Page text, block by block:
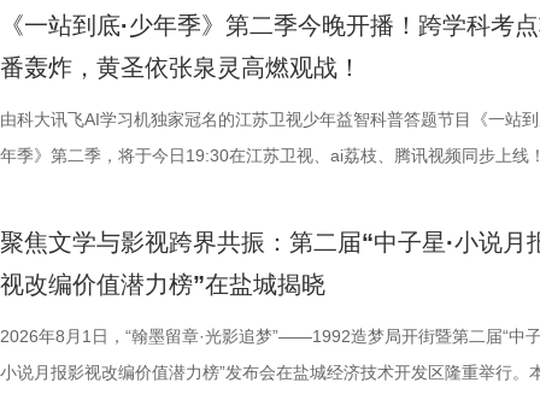
正剧框架 讲述一位“状元”的时代担当 甲午惊雷山河碎，状元弃
后就要挨打的现实，他毅然放弃功名仕途，回到家乡创办大生纱厂，以
业、兴教育、兴城市推动南通成为“中国近代第一城”，也推动了中国民族
的发展进程。 爱国、救国、报国，是张謇一生的追求。《江海
剧张强表示：“当国家和民族面临危亡，张謇决定走出一条不一样的路，
中国早期企业家兴办实业、产业救国从无到有的艰难过程，将张謇浓烈
情怀、富民理想和社会责任，凝练为“讲正气、走正道、能创新、敢担当”
神，力求为新时代企业家精神培育、中国式现代化建设等提供多重
《非诚勿扰》节目组联合苏州工业园区共同打造。活动全程将在《非诚
珏、孙嬿婉将携手《非诚勿扰》人气女嘉宾张程鑫、翟亚丽、肖宁宁、
组成“打卡团”阵容，带领多组情侣沿金鸡湖与独墅湖双湖动线，开启一场
觅缘之旅。 图片8.png 苏州是一座“双面绣”城市，一面是古典园林的吴
依托金鸡湖与独墅湖双湖水域联动，将幸福缘分与年轻婚恋相结合，绘
02、独墅湖月亮湾码头、飞翔雕塑、“苏州之眼”摩天轮、苏州当代美术
融天幕、月光码头九大地标，让参与者在移动中感受城市魅力，在互动
浪漫故事。 图片9.png 打卡之旅从中法爱墙结婚登记点启程，这里能同
《一站到底·少年季》第二季今晚开播！跨学科考
番轰炸，黄圣依张泉灵高燃观战！
由科大讯飞AI学习机独家冠名的江苏卫视少年益智科普答题节目《一站到
年季》第二季，将于今日19:30在江苏卫视、ai荔枝、腾讯视频同步上线
量。首期赛场就将迎来二选一残酷对决，十位选手分为两支战队同台竞
而出？答案今晚揭晓！ PBL项目挑战开启！少年们直面多重考
较于第一季，本季赛制紧扣新课标要求和育人导向实现全方位升级，创
PBL项目挑战模式，模拟真实学习场景，让学习跳出纸面、落地实践，
聚焦文学与影视跨界共振：第二届“中子星·小说月
视改编价值潜力榜”在盐城揭晓
2026年8月1日，“翰墨留章·光影追梦”——1992造梦局开街暨第二届“中
小说月报影视改编价值潜力榜”发布会在盐城经济技术开发区隆重举行。